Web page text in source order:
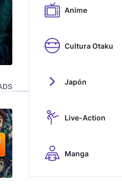
Anime
Cultura Otaku
Japón
Live-Action
Manga